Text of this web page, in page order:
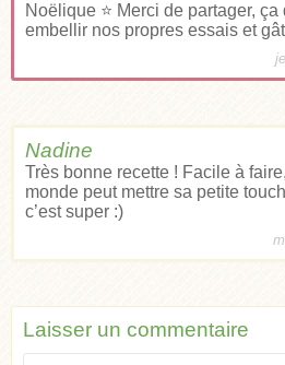
Noëlique ⭐ Merci de partager,
embellir nos propres essais et
Nadine
Très bonne recette ! Facile à
monde peut mettre sa petite
c’est super :)
Laisser un commentaire